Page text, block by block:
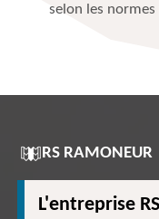
selon les
RS RAMONEUR
L'entreprise